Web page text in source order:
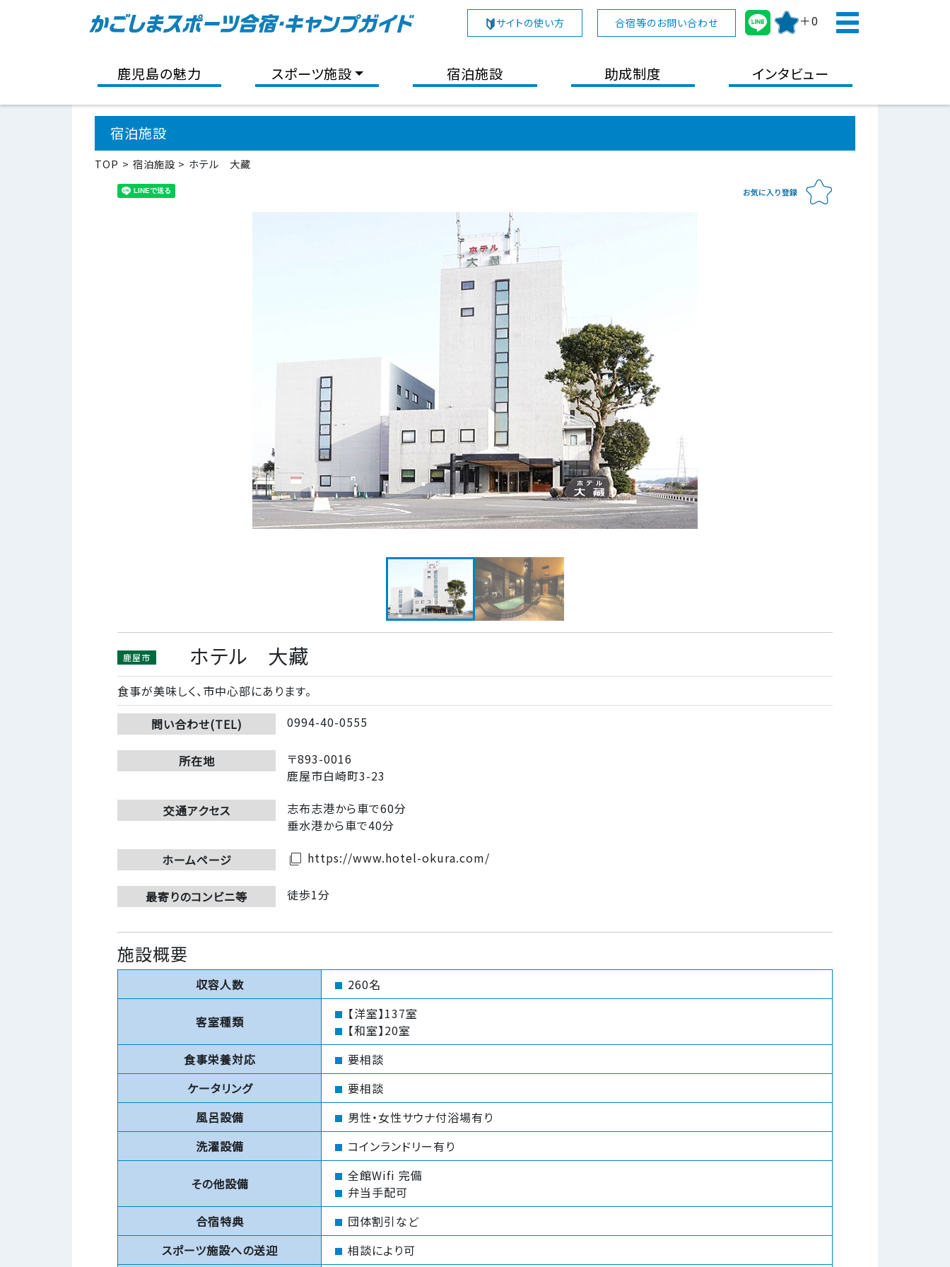
サイトの使い方 合宿等のお問い合わせ ＋0
鹿児島の魅力 スポーツ施設 宿泊施設 助成制度 インタビュー
宿泊施設
TOP 宿泊施設 ホテル 大藏
鹿屋市 ホテル 大藏
食事が美味しく、市中心部にあります。
問い合わせ(TEL)
0994-40-0555
所在地
〒893-0016
鹿屋市白崎町3-23
交通アクセス
志布志港から車で60分
垂水港から車で40分
ホームページ filter_none https://www.hotel-okura.com/
最寄りのコンビニ等 徒歩1分
施設概要
収容人数 260名
客室種類
【洋室】137室
【和室】20室
食事栄養対応
要相談
ケータリング
要相談
風呂設備
男性・女性サウナ付浴場有り
洗濯設備
コインランドリー有り
その他設備
全館Wifi 完備
弁当手配可
合宿特典
団体割引など
スポーツ施設への送迎
相談により可